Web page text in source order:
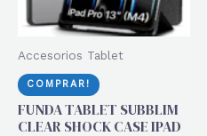
Accesorios Tablet
COMPRAR!
FUNDA TABLET SUBBLIM
CLEAR SHOCK CASE IPAD